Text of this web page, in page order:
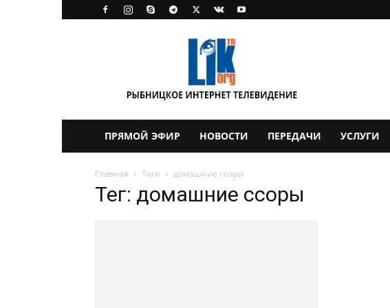
ПРЯМОЙ ЭФИР НОВОСТИ ПЕРЕДАЧИ УСЛУГИ
Главная Теги домашние ссоры
Тег: домашние ссоры